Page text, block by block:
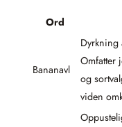
Ord
Bananavl
Dyrkning
Omfatter
og
viden